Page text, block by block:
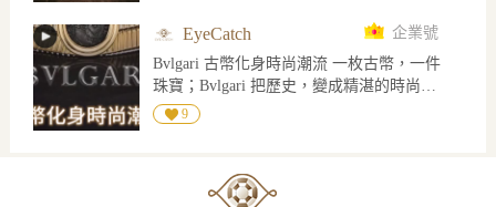
都能從中收割豐富的體驗感受，看見這個
點活動】 V水晶好漂票 專為想深入探索水
晶科學、微觀世界與市場價值的愛好者設
計的深度體驗 V戶外挖礦活動與辨識教學
家、挖礦活動區 V水晶主題市集、與美食
取靈感，把原本象徵力量、連結與海洋精
神的鏈節，轉化為色彩絢麗的高級珠寶作
品。 項鍊以大小漸次的錨鏈環串連而成，
部分鏈環密鑲紅寶石、沙弗萊石，以及藍
色、黃色、粉色、橙色藍寶石，交織出如
續 Marina Chain 的結構語彙，以彩色寶石
與鑽石鋪排出流動感，彷彿將海面波光、
EyeCatch
企業號
Bvlgari 古幣化身時尚潮流 一枚古幣，一件
珠寶；Bvlgari 把歷史，變成精湛的時尚設
計。9